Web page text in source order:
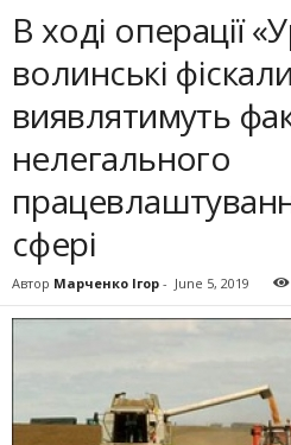
В ході операції
волинські фіскали
виявлятимуть
нелегального
сфері
Автор Марченко Ігор - June 5, 2019